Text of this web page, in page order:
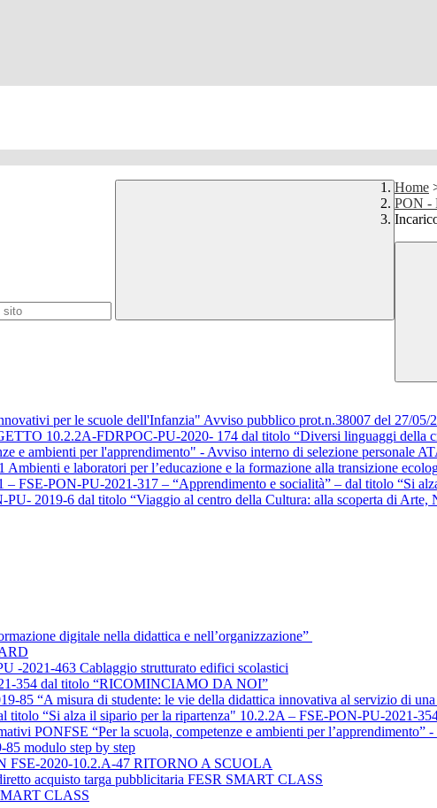
Home
PON -
per le scuole dell'Infanzia" Avviso pubblico prot.n.38007 del 27/05/
10.2.2A-FDRPOC-PU-2020- 174 dal titolo “Diversi linguaggi della
e ambienti per l'apprendimento" - Avviso interno di selezione personale
e laboratori per l’educazione e la formazione alla transizione
FSE-PON-PU-2021-317 – “Apprendimento e socialità” – dal titolo “Si
2019-6 dal titolo “Viaggio al centro della Cultura: alla scoperta di Arte,
digitale nella didattica e nell’organizzazione”
-2021-463 Cablaggio strutturato edifici scolastici
354 dal titolo “RICOMINCIAMO DA NOI”
85 “A misura di studente: le vie della didattica innovativa al servizio di
titolo “Si alza il sipario per la ripartenza" 10.2.2A – FSE-PON-PU-2021-
PONFSE “Per la scuola, competenze e ambienti per
modulo step by step
FSE-2020-10.2.A-47 RITORNO A SCUOLA
acquisto targa pubblicitaria FESR SMART CLASS
CLASS